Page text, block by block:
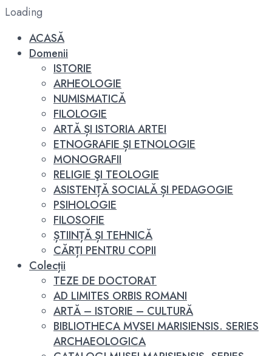
Loading
ACASĂ
Domenii
ISTORIE
ARHEOLOGIE
NUMISMATICĂ
FILOLOGIE
ARTĂ ȘI ISTORIA ARTEI
ETNOGRAFIE ȘI ETNOLOGIE
MONOGRAFII
RELIGIE ŞI TEOLOGIE
ASISTENȚĂ SOCIALĂ ȘI PEDAGOGIE
PSIHOLOGIE
FILOSOFIE
ȘTIINȚĂ ȘI TEHNICĂ
CĂRȚI PENTRU COPII
Colecții
TEZE DE DOCTORAT
AD LIMITES ORBIS ROMANI
ARTĂ – ISTORIE – CULTURĂ
BIBLIOTHECA MVSEI MARISIENSIS. SERIES
ARCHAEOLOGICA